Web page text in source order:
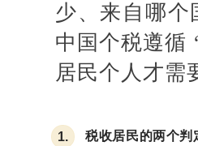
少、来自哪
中国个税遵循
居民个人才需
1. 税收居民的两个判